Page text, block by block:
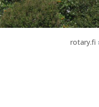
rotary.fi